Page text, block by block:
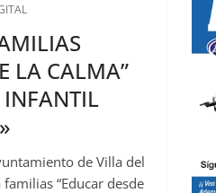
LA CALMA”
INFANTIL
de Villa del
“Educar desde